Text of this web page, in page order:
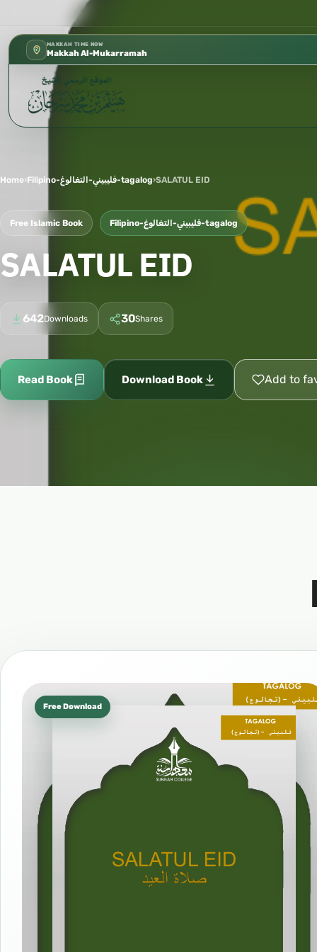
MAKKAH TIME NOW
Makkah Al-Mukarramah
Home› Filipino-فليبيني-التغالوغ-tagalog›SALATUL EID
Free Islamic Book Filipino-فليبيني-التغالوغ-tagalog
SALATUL EID
642Downloads 30Shares
Read Book Download Book Add to
Free Download